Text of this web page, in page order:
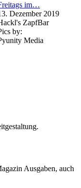
im…
Dezember 2019
ZapfBar
by:
Media
Ausgaben, auch